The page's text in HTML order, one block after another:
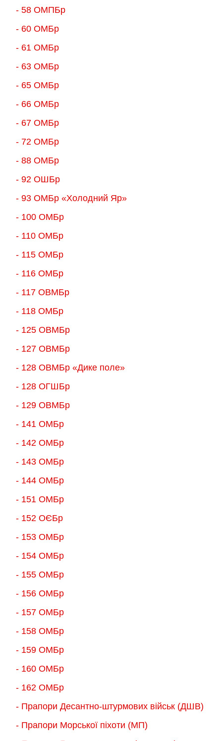
- 58 ОМПБр
- 60 ОМБр
- 61 ОМБр
- 63 ОМБр
- 65 ОМБр
- 66 ОМБр
- 67 ОМБр
- 72 ОМБр
- 88 ОМБр
- 92 ОШБр
- 93 ОМБр «Холодний Яр»
- 100 ОМБр
- 110 ОМБр
- 115 ОМБр
- 116 ОМБр
- 117 ОВМБр
- 118 ОМБр
- 125 ОВМБр
- 127 ОВМБр
- 128 ОВМБр «Дике поле»
- 128 ОГШБр
- 129 ОВМБр
- 141 ОМБр
- 142 ОМБр
- 143 ОМБр
- 144 ОМБр
- 151 ОМБр
- 152 ОЄБр
- 153 ОМБр
- 154 ОМБр
- 155 ОMБр
- 156 ОMБр
- 157 ОМБр
- 158 ОМБр
- 159 ОМБр
- 160 ОМБр
- 162 ОМБр
- Прапори Десантно-штурмових військ (ДШВ)
- Прапори Морської піхоти (МП)